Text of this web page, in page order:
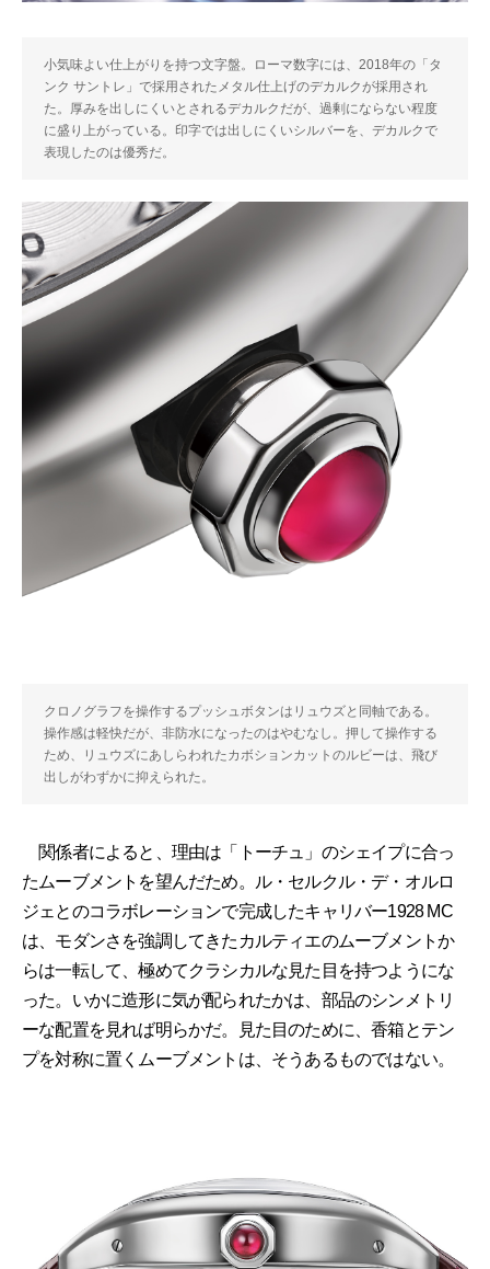
小気味よい仕上がりを持つ文字盤。ローマ数字には、2018年の「タ
ンク サントレ」で採用されたメタル仕上げのデカルクが採用され
た。厚みを出しにくいとされるデカルクだが、過剰にならない程度
に盛り上がっている。印字では出しにくいシルバーを、デカルクで
表現したのは優秀だ。
クロノグラフを操作するプッシュボタンはリュウズと同軸である。
操作感は軽快だが、非防水になったのはやむなし。押して操作する
ため、リュウズにあしらわれたカボションカットのルビーは、飛び
出しがわずかに抑えられた。
関係者によると、理由は「トーチュ」のシェイプに合っ
たムーブメントを望んだため。ル・セルクル・デ・オルロ
ジェとのコラボレーションで完成したキャリバー1928 MC
は、モダンさを強調してきたカルティエのムーブメントか
らは一転して、極めてクラシカルな見た目を持つようにな
った。いかに造形に気が配られたかは、部品のシンメトリ
ーな配置を見れば明らかだ。見た目のために、香箱とテン
プを対称に置くムーブメントは、そうあるものではない。